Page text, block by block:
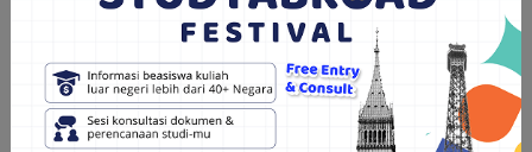
motivation letter, dll) semua dari 0
2. Review dokumen kilat (2 – 3 hari)
3. Bimbingan 1-on-1 bersama mentor
4. Rekomendasi beasiswa dan kampus sesuai profil